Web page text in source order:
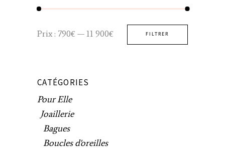
Prix
Prix
FILTRER
Prix : 790€ — 11 900€
CATÉGORIES
Pour Elle
Joaillerie
Bagues
Boucles d'oreilles